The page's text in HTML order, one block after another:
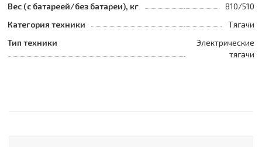
Вес (с батареей/без батареи), кг
810/510
Категория техники
Тягачи
Тип техники
Электрические
тягачи